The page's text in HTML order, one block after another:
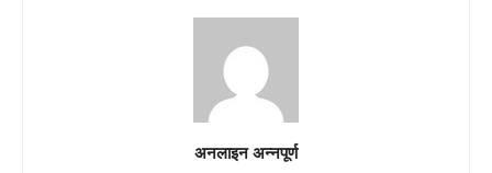
अनलाइन अन्नपूर्ण